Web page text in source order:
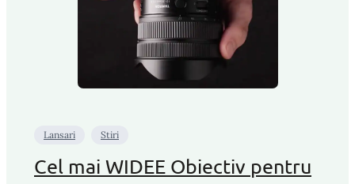
Lansari Stiri
Cel mai WIDEE Obiectiv pentru